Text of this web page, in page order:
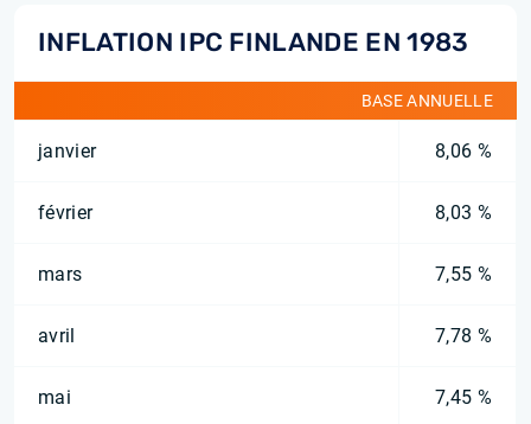
INFLATION IPC FINLANDE EN 1983
BASE ANNUELLE
janvier 8,06 %
février 8,03 %
mars 7,55 %
avril 7,78 %
mai 7,45 %